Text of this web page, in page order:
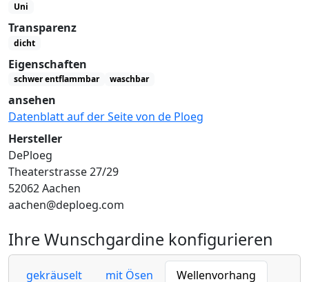
Uni
Transparenz
dicht
Eigenschaften
schwer entflammbar waschbar
ansehen
Datenblatt auf der Seite von de Ploeg
Hersteller
DePloeg
Theaterstrasse 27/29
52062 Aachen
aachen@deploeg.com
Ihre Wunschgardine konfigurieren
gekräuselt mit Ösen Wellenvorhang